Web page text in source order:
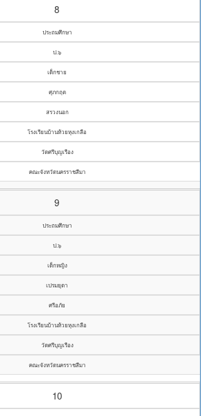
8
ประถมศึกษา
ป.๖
เด็กชาย
ศุภกฤต
สรวงนอก
โรงเรียนบ้านห้วยหุงเกลือ
วัดศรีบุญเรือง
คณะจังหวัดนครราชสีมา
9
ประถมศึกษา
ป.๖
เด็กหญิง
เปรมยุดา
ศรีอภัย
โรงเรียนบ้านห้วยหุงเกลือ
วัดศรีบุญเรือง
คณะจังหวัดนครราชสีมา
10